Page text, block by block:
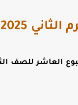
2025
العاشر للصف